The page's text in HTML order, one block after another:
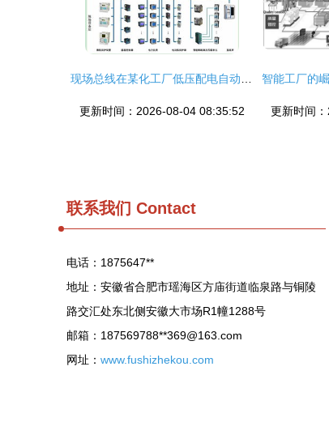
更新时间：2026-08-04 08:35:52 更新时间
联系我们 Contact
电话：1875647**
地址：安徽省合肥市瑶海区方庙街道临泉路与铜陵
路交汇处东北侧安徽大市场R1幢1288号
邮箱：187569788**369@163.com
网址： www.fushizhekou.com